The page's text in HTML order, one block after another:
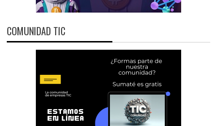
COMUNIDAD TIC